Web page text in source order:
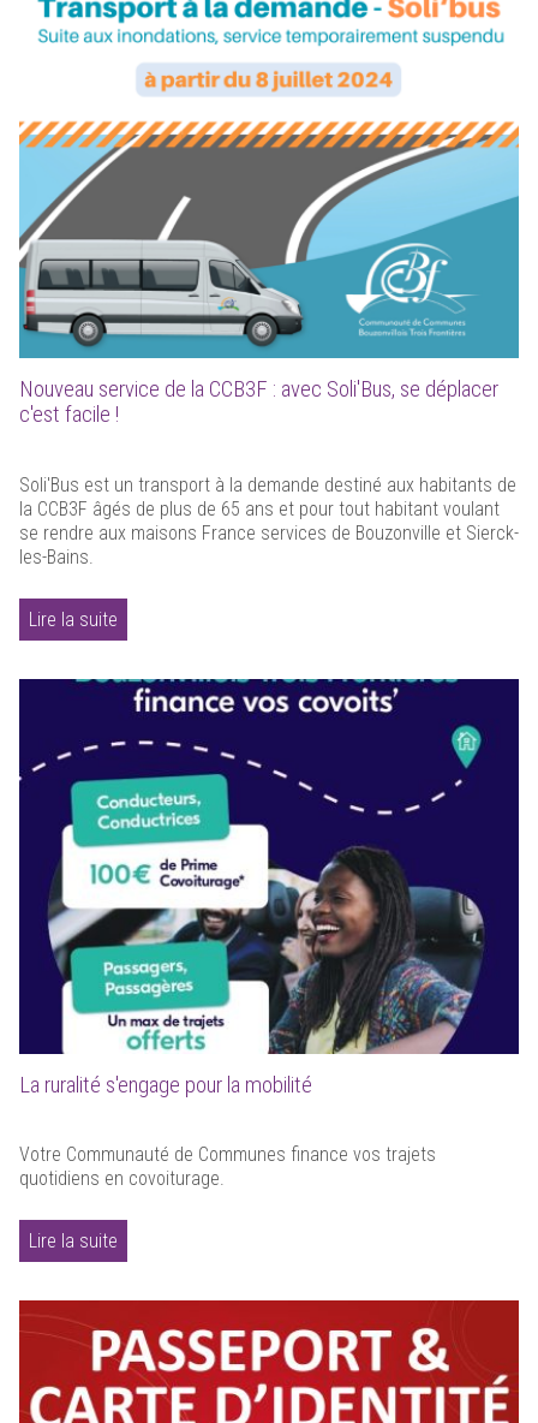
Nouveau service de la CCB3F : avec Soli'Bus, se déplacer
c'est facile !
Soli'Bus est un transport à la demande destiné aux habitants de
la CCB3F âgés de plus de 65 ans et pour tout habitant voulant
se rendre aux maisons France services de Bouzonville et Sierck-
les-Bains.
Lire la suite
La ruralité s'engage pour la mobilité
Votre Communauté de Communes finance vos trajets
quotidiens en covoiturage.
Lire la suite